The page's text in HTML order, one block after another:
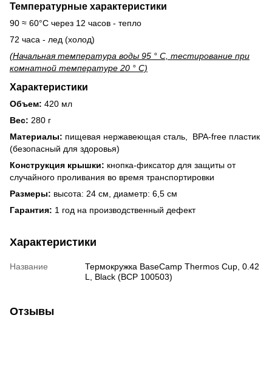
Температурные характеристики
90 ≈ 60°C через 12 часов - тепло
72 часа - лед (холод)
(Начальная температура воды 95 ° C, тестирование при
комнатной температуре 20 ° C)
Характеристики
Объем: 420 мл
Вес: 280 г
Материалы: пищевая нержавеющая сталь, BPA-free пластик
(безопасный для здоровья)
Конструкция крышки: кнопка-фиксатор для защиты от
случайного проливания во время транспортировки
Размеры: высота: 24 см, диаметр: 6,5 см
Гарантия: 1 год на производственный дефект
Характеристики
Название
Термокружка BaseCamp Thermos Cup, 0.42
L, Black (BCP 100503)
Отзывы